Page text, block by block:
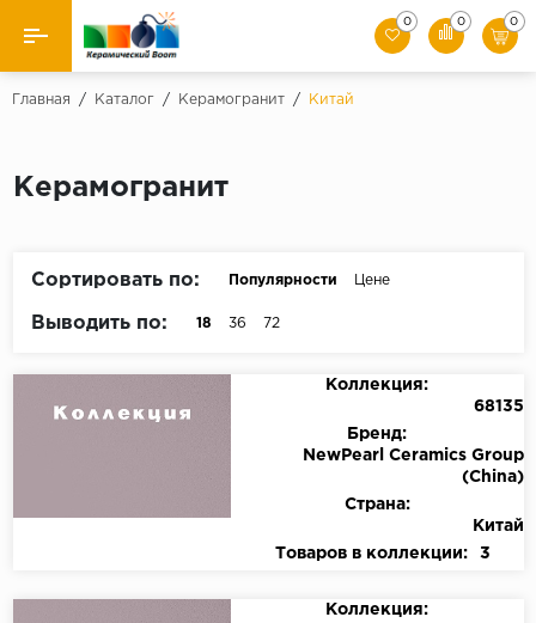
Назад
Керамическая плитка
Клинкер
0 0 0
Главная / Каталог / Керамогранит / Китай
Керамогранит
Сортировать по: Популярности Цене
Выводить по: 18 36 72
Коллекция:
68135
Бренд:
NewPearl Ceramics Group
(China)
Страна:
Китай
Товаров в коллекции:
3
Коллекция: